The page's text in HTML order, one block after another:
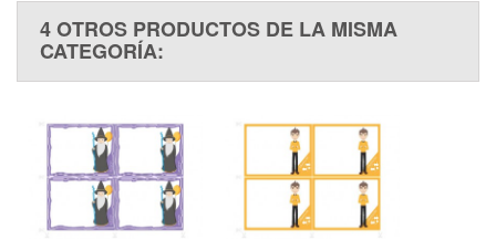
4 OTROS PRODUCTOS DE LA MISMA
CATEGORÍA: